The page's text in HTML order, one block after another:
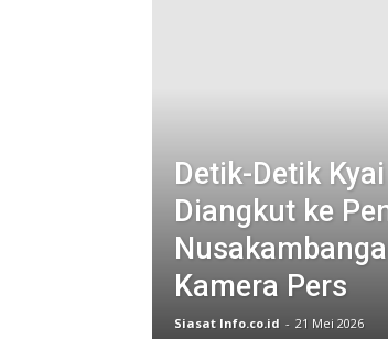
Detik-Detik
Diangkut ke
Kamera Pers
Siasat Info.co.id - 21 Mei 2026